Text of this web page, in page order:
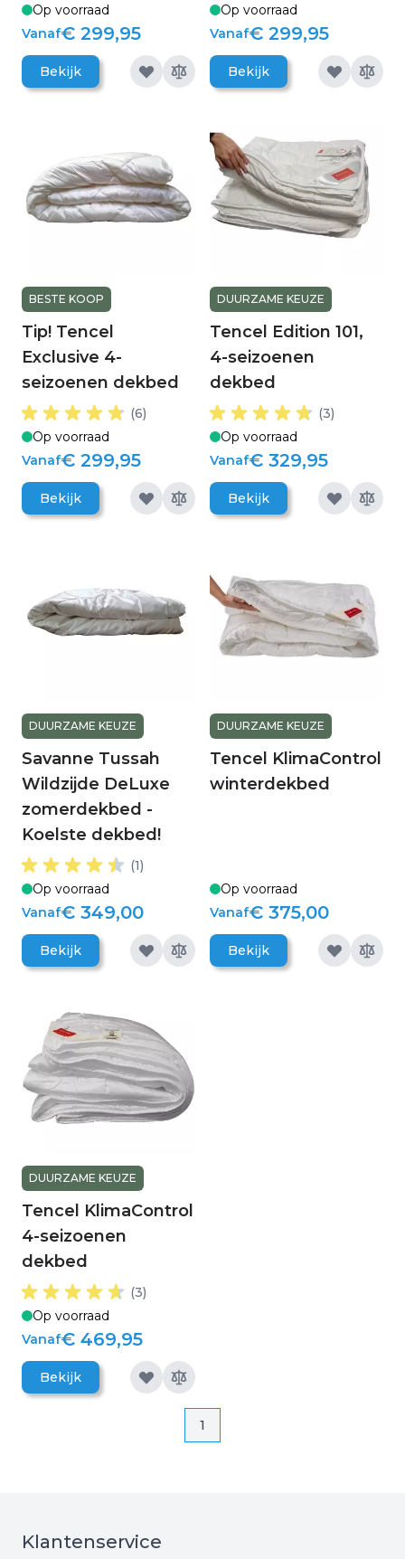
Op voorraad
Vanaf€ 299,95
Bekijk
Op voorraad
Vanaf€ 299,95
Bekijk
BESTE KOOP
Tip! Tencel
Exclusive 4-
seizoenen dekbed
(6)
Op voorraad
Vanaf€ 299,95
Bekijk
DUURZAME KEUZE
Tencel Edition 101,
4-seizoenen
dekbed
(3)
Op voorraad
Vanaf€ 329,95
Bekijk
DUURZAME KEUZE
Savanne Tussah
Wildzijde DeLuxe
zomerdekbed -
Koelste dekbed!
(1)
Op voorraad
Vanaf€ 349,00
Bekijk
DUURZAME KEUZE
Tencel KlimaControl
winterdekbed
Op voorraad
Vanaf€ 375,00
Bekijk
DUURZAME KEUZE
Tencel KlimaControl
4-seizoenen
dekbed
(3)
Op voorraad
Vanaf€ 469,95
Bekijk
Pagina
Pagina
1
Klantenservice